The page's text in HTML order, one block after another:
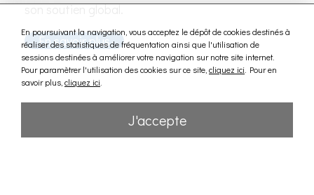
son soutien global.
En savoir plus
En poursuivant la navigation, vous acceptez le dépôt de cookies destinés à
réaliser des statistiques de fréquentation ainsi que l'utilisation de
sessions destinées à améliorer votre navigation sur notre site internet.
Pour paramètrer l'utilisation des cookies sur ce site, cliquez ici . Pour en
savoir plus, cliquez ici
J'accepte